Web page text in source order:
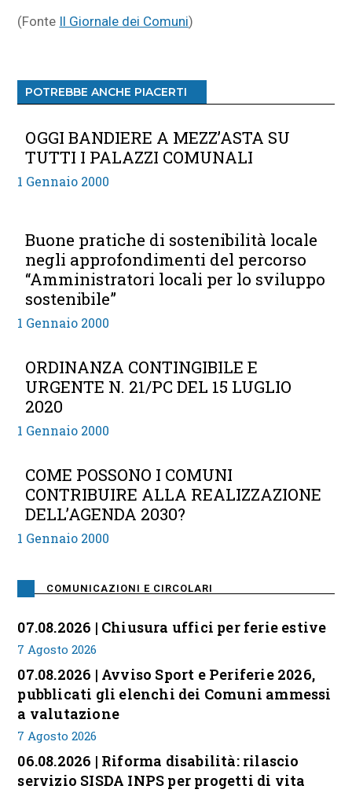
(Fonte Il Giornale dei Comuni)
POTREBBE ANCHE PIACERTI
OGGI BANDIERE A MEZZ’ASTA SU
TUTTI I PALAZZI COMUNALI
1 Gennaio 2000
Buone pratiche di sostenibilità locale
negli approfondimenti del percorso
“Amministratori locali per lo sviluppo
sostenibile”
1 Gennaio 2000
ORDINANZA CONTINGIBILE E
URGENTE N. 21/PC DEL 15 LUGLIO
2020
1 Gennaio 2000
COME POSSONO I COMUNI
CONTRIBUIRE ALLA REALIZZAZIONE
DELL’AGENDA 2030?
1 Gennaio 2000
COMUNICAZIONI E CIRCOLARI
07.08.2026 | Chiusura uffici per ferie estive
7 Agosto 2026
07.08.2026 | Avviso Sport e Periferie 2026,
pubblicati gli elenchi dei Comuni ammessi
a valutazione
7 Agosto 2026
06.08.2026 | Riforma disabilità: rilascio
servizio SISDA INPS per progetti di vita